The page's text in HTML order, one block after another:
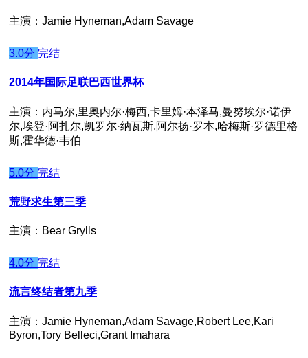
主演：Jamie Hyneman,Adam Savage
3.0分 完结
2014年国际足联巴西世界杯
主演：内马尔,里奥内尔·梅西,卡里姆·本泽马,曼努埃尔·诺伊
尔,埃登·阿扎尔,凯罗尔·纳瓦斯,阿尔扬·罗本,哈梅斯·罗德里格
斯,霍华德·韦伯
5.0分 完结
荒野求生第三季
主演：Bear Grylls
4.0分 完结
流言终结者第九季
主演：Jamie Hyneman,Adam Savage,Robert Lee,Kari
Byron,Tory Belleci,Grant Imahara